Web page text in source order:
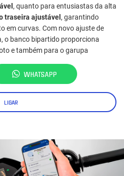
, quanto para entusiastas da alta
traseira ajustável , garantindo
em curvas. Com novo ajuste de
o banco bipartido proporciona
e também para o garupa
WHATSAPP
LIGAR